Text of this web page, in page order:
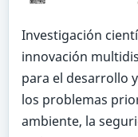
Investigación
innovación
para el desarrollo
los problemas
ambiente, la